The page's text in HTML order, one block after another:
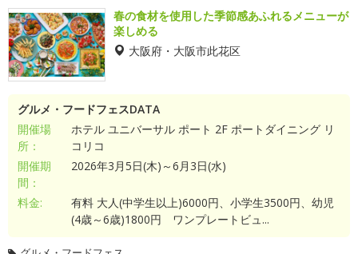
春の食材を使用した季節感あふれるメニューが
楽しめる
大阪府・大阪市此花区
グルメ・フードフェスDATA
開催場
所：
ホテル ユニバーサル ポート 2F ポートダイニング リ
コリコ
開催期
間：
2026年3月5日(木)～6月3日(水)
料金:
有料 大人(中学生以上)6000円、小学生3500円、幼児
(4歳～6歳)1800円 ワンプレートビュ...